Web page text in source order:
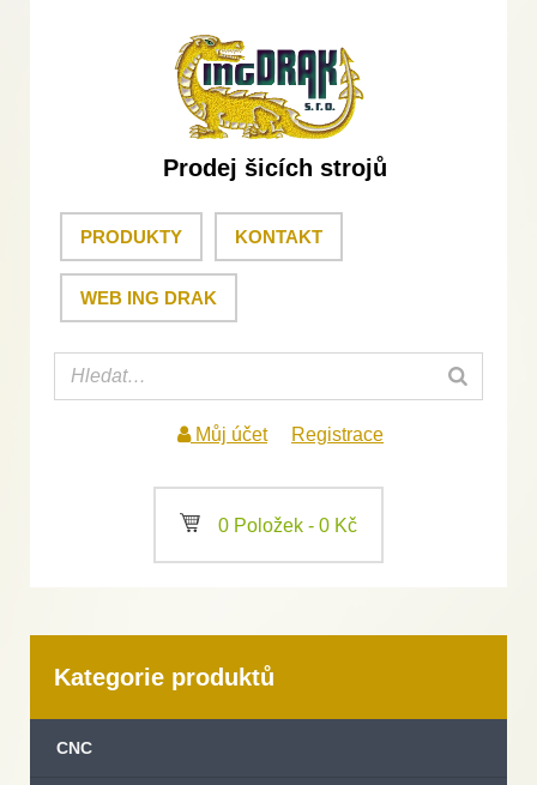
Prodej šicích strojů
PRODUKTY KONTAKT
WEB ING DRAK
Můj účet Registrace
a 0 Položek - 0 Kč
Kategorie produktů
CNC